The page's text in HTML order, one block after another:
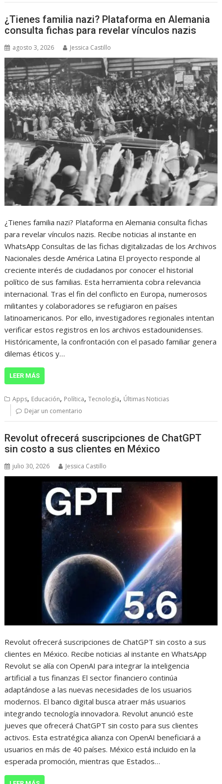
¿Tienes familia nazi? Plataforma en Alemania
consulta fichas para revelar vínculos nazis
agosto 3, 2026 Jessica Castillo
¿Tienes familia nazi? Plataforma en Alemania consulta fichas
para revelar vínculos nazis. Recibe noticias al instante en
WhatsApp Consultas de las fichas digitalizadas de los Archivos
Nacionales desde América Latina El proyecto responde al
creciente interés de ciudadanos por conocer el historial
político de sus familias. Esta herramienta cobra relevancia
internacional. Tras el fin del conflicto en Europa, numerosos
militantes y colaboradores se refugiaron en países
latinoamericanos. Por ello, investigadores regionales intentan
verificar estos registros en los archivos estadounidenses.
Históricamente, la confrontación con el pasado familiar genera
dilemas éticos y…
LEER MÁS
Apps, Educación, Política,Tecnología, Últimas Noticias
Dejar un comentario
Revolut ofrecerá suscripciones de ChatGPT
sin costo a sus clientes en México
julio 30, 2026 Jessica Castillo
Revolut ofrecerá suscripciones de ChatGPT sin costo a sus
clientes en México. Recibe noticias al instante en WhatsApp
Revolut se alía con OpenAI para integrar la inteligencia
artificial a tus finanzas El sector financiero continúa
adaptándose a las nuevas necesidades de los usuarios
modernos. El banco digital busca atraer más usuarios
integrando tecnología innovadora. Revolut anunció este
jueves que ofrecerá ChatGPT sin costo para sus clientes
activos. Esta estratégica alianza con OpenAI beneficiará a
usuarios en más de 40 países. México está incluido en la
esperada promoción, mientras que Estados…